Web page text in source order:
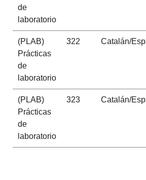
de
laboratorio
(PLAB)
Prácticas
de
laboratorio
322 Catalán/
(PLAB)
Prácticas
de
laboratorio
323 Catalán/